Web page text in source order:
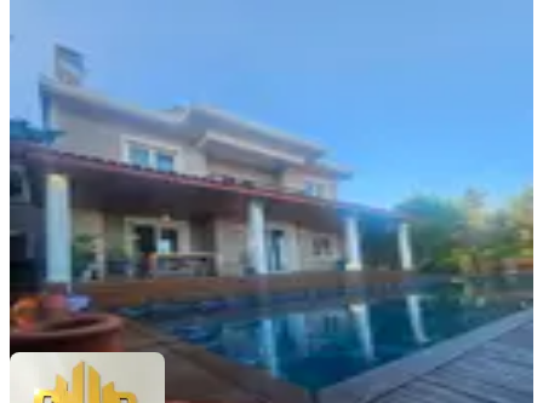
5+1· 320 m²·05.08.2026
14.550.000 ₺
Nogay GAYRİMENKULBurhanettin Nogay
Ara